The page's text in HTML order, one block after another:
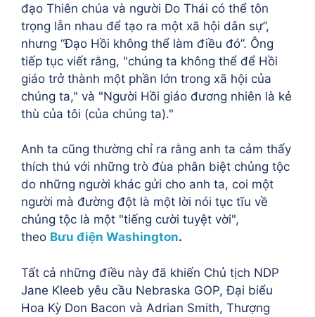
đạo Thiên chúa và người Do Thái có thể tôn
trọng lẫn nhau để tạo ra một xã hội dân sự”,
nhưng “Đạo Hồi không thể làm điều đó”. Ông
tiếp tục viết rằng, "chúng ta không thể để Hồi
giáo trở thành một phần lớn trong xã hội của
chúng ta," và "Người Hồi giáo đương nhiên là kẻ
thù của tôi (của chúng ta)."
Anh ta cũng thường chỉ ra rằng anh ta cảm thấy
thích thú với những trò đùa phân biệt chủng tộc
do những người khác gửi cho anh ta, coi một
người mà đường đột là một lời nói tục tĩu về
chủng tộc là một "tiếng cười tuyệt vời",
theo Bưu điện Washington.
Tất cả những điều này đã khiến Chủ tịch NDP
Jane Kleeb yêu cầu Nebraska GOP, Đại biểu
Hoa Kỳ Don Bacon và Adrian Smith, Thượng